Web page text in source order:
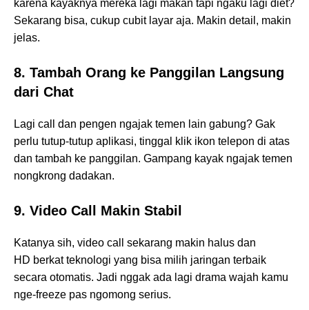
karena kayaknya mereka lagi makan tapi ngaku lagi diet?
Sekarang bisa, cukup cubit layar aja. Makin detail, makin
jelas.
8. Tambah Orang ke Panggilan Langsung
dari Chat
Lagi call dan pengen ngajak temen lain gabung? Gak
perlu tutup-tutup aplikasi, tinggal klik ikon telepon di atas
dan tambah ke panggilan. Gampang kayak ngajak temen
nongkrong dadakan.
9. Video Call Makin Stabil
Katanya sih, video call sekarang makin halus dan
HD berkat teknologi yang bisa milih jaringan terbaik
secara otomatis. Jadi nggak ada lagi drama wajah kamu
nge-freeze pas ngomong serius.